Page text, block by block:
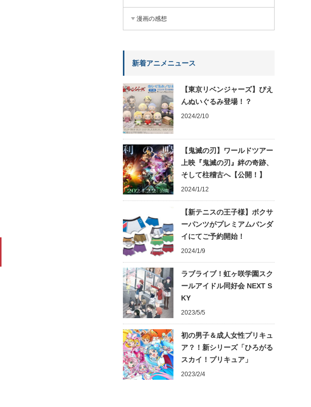
漫画の感想
新着アニメニュース
【東京リベンジャーズ】ぴえ
んぬいぐるみ登場！？
2024/2/10
【鬼滅の刃】ワールドツアー
上映『鬼滅の刃』絆の奇跡、
そして柱稽古へ【公開！】
2024/1/12
【新テニスの王子様】ボクサ
ーパンツがプレミアムバンダ
イにてご予約開始！
2024/1/9
ラブライブ！虹ヶ咲学園スク
ールアイドル同好会 NEXT S
KY
2023/5/5
初の男子＆成人女性プリキュ
ア？！新シリーズ「ひろがる
スカイ！プリキュア」
2023/2/4